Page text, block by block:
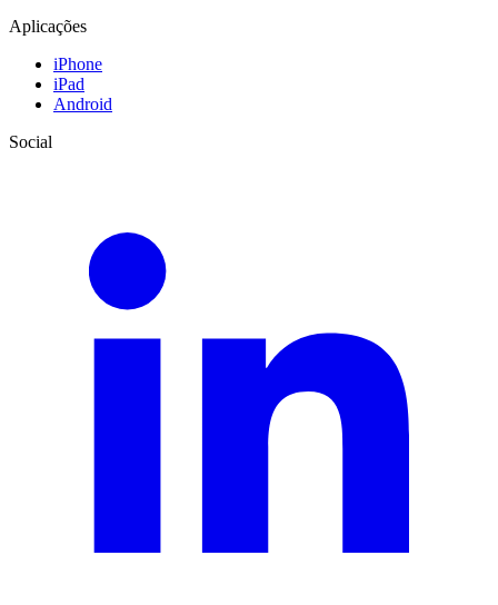
Aplicações
iPhone
iPad
Android
Social